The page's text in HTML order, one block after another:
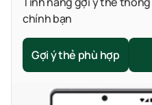
chính bạn
Gợi ý thẻ phù hợp